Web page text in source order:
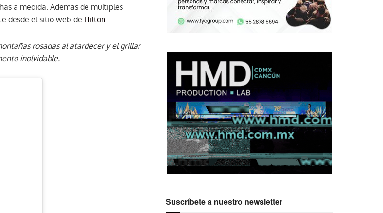
a medida. Ademas de multiples
desde el sitio web de Hilton
rosadas al atardecer y el grillar
inolvidable.
Suscríbete a nuestro newsletter